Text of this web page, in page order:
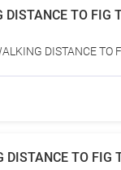
TO FIG
DISTANCE TO
TO FIG